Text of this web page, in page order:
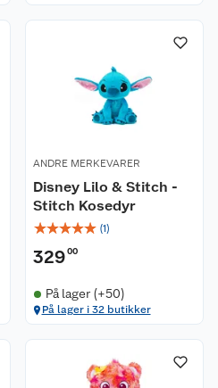
ANDRE MERKEVARER
Disney Lilo & Stitch -
Stitch Kosedyr
☆☆☆☆☆ (1)
32900
På lager (+50)
På lager i 32 butikker